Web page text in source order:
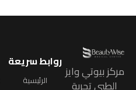
مركز بيوتي وايز
الطبي تجربة
روابط سريعة
الرئيسية